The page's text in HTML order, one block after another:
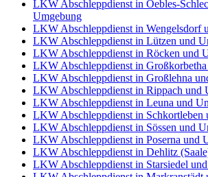
LKW Abschleppdienst in Oebles-
Umgebung
LKW Abschleppdienst in Wengelsdorf
LKW Abschleppdienst in Lützen und
LKW Abschleppdienst in Röcken und
LKW Abschleppdienst in
LKW Abschleppdienst in Großlehna
LKW Abschleppdienst in Rippach und
LKW Abschleppdienst in Leuna und
LKW Abschleppdienst in Schkortleben
LKW Abschleppdienst in Sössen und
LKW Abschleppdienst in Poserna und
LKW Abschleppdienst in Dehlitz
LKW Abschleppdienst in Starsiedel